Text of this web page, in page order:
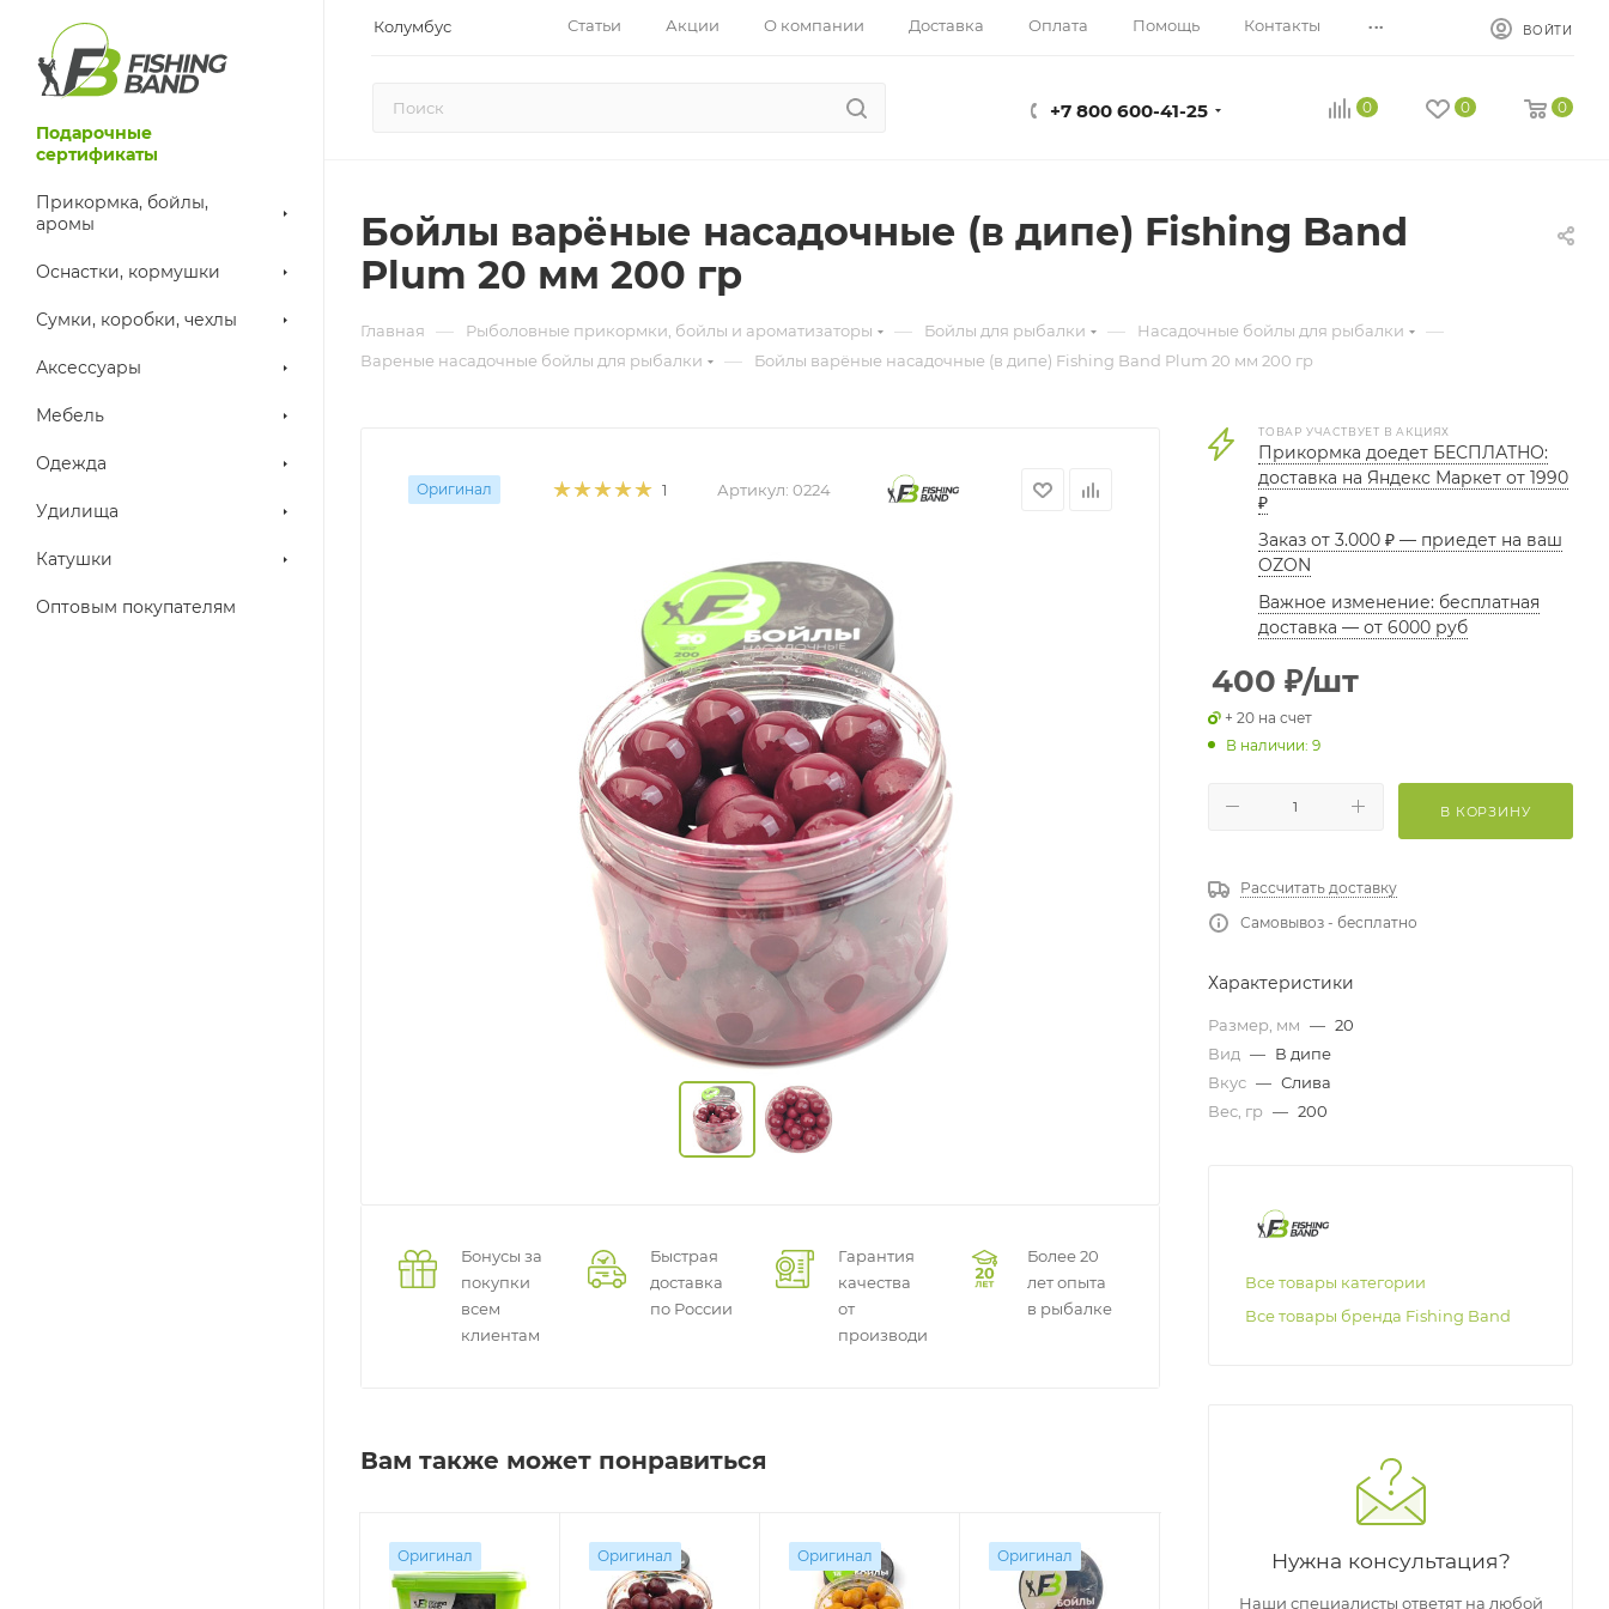
Колумбус Статьи Акции О компании Доставка Оплата Помощь Контакты ... ВОЙТИ
+7 800 600-41-25 0 0 0
Подарочные
сертификаты
Прикормка, бойлы,
аромы
Оснастки, кормушки
Сумки, коробки, чехлы
Аксессуары
Мебель
Одежда
Удилища
Катушки
Оптовым покупателям
Бойлы варёные насадочные (в дипе) Fishing Band
Plum 20 мм 200 гр
Главная — Рыболовные прикормки, бойлы и ароматизаторы — Бойлы для рыбалки — Насадочные бойлы для рыбалки —
Вареные насадочные бойлы для рыбалки — Бойлы варёные насадочные (в дипе) Fishing Band Plum 20 мм 200 гр
Оригинал 1 Артикул: 0224
Бонусы за
покупки
всем
клиентам
Быстрая
доставка
по России
Гарантия
качества
от
производителей
Более 20
лет опыта
в рыбалке
Вам также может понравиться
Оригинал Оригинал Оригинал Оригинал
Хит
ТОВАР УЧАСТВУЕТ В АКЦИЯХ
Прикормка доедет БЕСПЛАТНО:
доставка на Яндекс Маркет от 1990
₽
Заказ от 3.000 ₽ — приедет на ваш
OZON
Важное изменение: бесплатная
доставка — от 6000 руб
400 ₽/шт
+ 20 на счет
В наличии: 9
В КОРЗИНУ
Рассчитать доставку
Самовывоз - бесплатно
Характеристики
Размер, мм — 20
Вид — В дипе
Вкус — Слива
Вес, гр — 200
Все товары категории
Все товары бренда Fishing Band
Нужна консультация?
Наши специалисты ответят на любой